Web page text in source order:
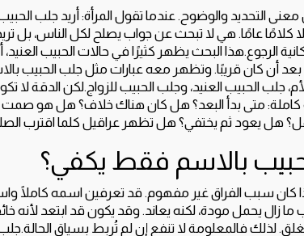
التحديد والوضوح. عندما تقول المرأة: أريد جلب
لا كلامًا عامًا. هي لا تبحث عن جواب يصلح لكل الناس، بل
الرجوع.هذا البحث يظهر كثيرًا في حالات الحبيب العنيد،
بعد أن كان قريبًا. وتظهر معه عبارات مثل جلب الحبيب
جلب الحبيب العنيد، وجلب الحبيب للزواج.لكن الدقة لا
كاملة: متى بدأ البعد؟ هل كان هناك خلاف؟ هل هو صمت
هل يعود ثم يختفي؟ هل تظهر عراقيل كلما اقترب
بالاسم فقط يكفي؟
كان سبب الفراق غير مفهوم. قد تعرفين اسمه كاملًا
ما زال يحمل مودة، لكنه يعاند. وقد يكون قد ابتعد لأنه
لذلك فالمعلومة لا تنفع إن لم تُربط بسياق